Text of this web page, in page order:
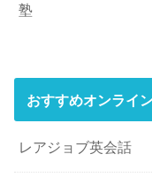
塾
おすすめオンライ
レアジョブ英会話